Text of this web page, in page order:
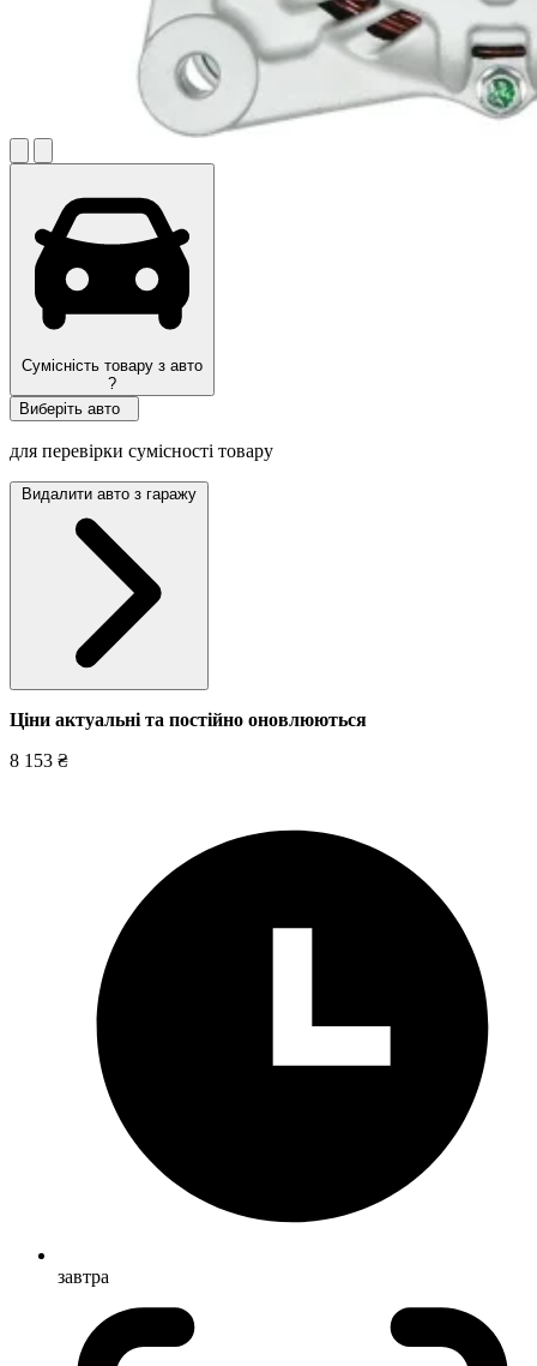
Сумісність товару з авто
?
Виберіть авто
для перевірки сумісності товару
Видалити авто з гаражу
Ціни актуальні та постійно оновлюються
8 153 ₴
завтра